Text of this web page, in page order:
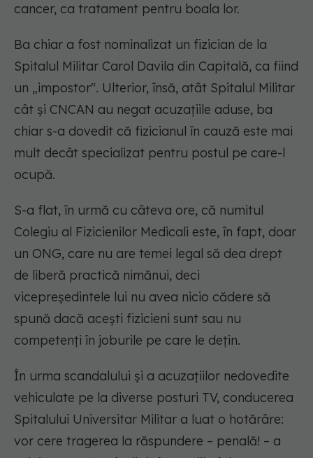
cancer, ca tratament pentru boala lor.
Ba chiar a fost nominalizat un fizician de la
Spitalul Militar Carol Davila din Capitală, ca fiind
un „impostor". Ulterior, însă, atât Spitalul Militar
cât și CNCAN au negat acuzațiile aduse, ba
chiar s-a dovedit că fizicianul în cauză este mai
mult decât specializat pentru postul pe care-l
ocupă.
S-a flat, în urmă cu câteva ore, că numitul
Colegiu al Fizicienilor Medicali este, în fapt, doar
un ONG, care nu are temei legal să dea drept
de liberă practică nimănui, deci
vicepreședintele lui nu avea nicio cădere să
spună dacă acești fizicieni sunt sau nu
competenți în joburile pe care le dețin.
În urma scandalului și a acuzațiilor nedovedite
vehiculate pe la diverse posturi TV, conducerea
Spitalului Universitar Militar a luat o hotărâre:
vor cere tragerea la răspundere – penală! – a